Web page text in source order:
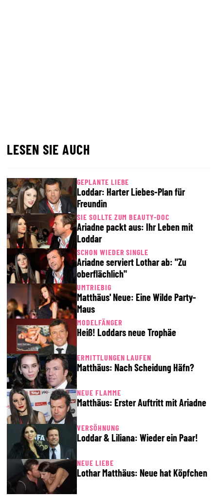
LESEN SIE AUCH
GEPLANTE LIEBE
Loddar: Harter Liebes-Plan für
Freundin
SIE SOLLTE ZUM BEAUTY-DOC
Ariadne packt aus: Ihr Leben mit
Loddar
SCHON WIEDER SINGLE
Ariadne serviert Lothar ab: "Zu
oberflächlich"
UMTRIEBIG
Matthäus' Neue: Eine Wilde Party-
Maus
MODELFÄNGER
Heiß! Loddars neue Trophäe
ERMITTLUNGEN LAUFEN
Matthäus: Nach Scheidung Häfn?
NEUE FLAMME
Matthäus: Erster Auftritt mit Ariadne
VERSÖHNUNG
Loddar & Liliana: Wieder ein Paar!
NEUE LIEBE
Lothar Matthäus: Neue hat Köpfchen